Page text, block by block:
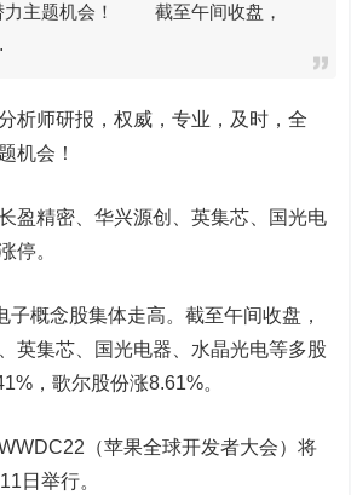
力主题机会！ 截至午间收盘，
师研报，权威，专业，及时，全
机会！
盈精密 、华兴源创 、英集芯
国光电
停。
概念股集体走高。截至午间收盘，
英集芯、国光电器、水晶光电等多股
，歌尔股份涨8.61%。
（苹果全球开发者大会）将
日举行。